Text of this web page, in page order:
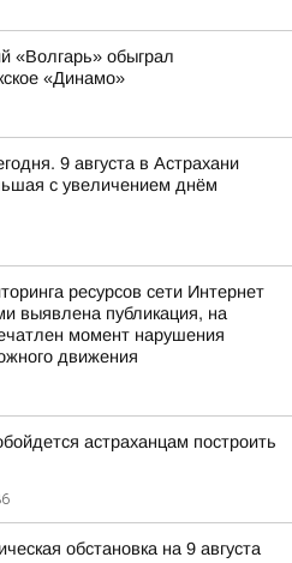
«Волгарь» обыграл
«Динамо»
9 августа в Астрахани
с увеличением днём
ресурсов сети Интернет
выявлена публикация, на
момент нарушения
движения
астраханцам построить
обстановка на 9 августа